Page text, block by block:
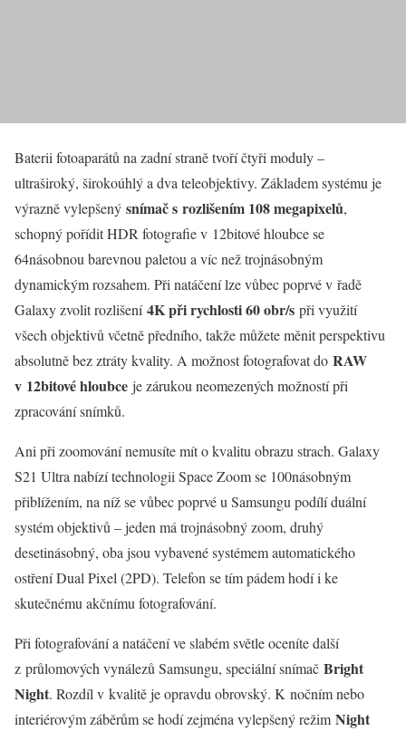
Baterii fotoaparátů na zadní straně tvoří čtyři moduly –
ultraširoký, širokoúhlý a dva teleobjektivy. Základem systému je
výrazně vylepšený snímač s rozlišením 108 megapixelů,
schopný pořídit HDR fotografie v 12bitové hloubce se
64násobnou barevnou paletou a víc než trojnásobným
dynamickým rozsahem. Při natáčení lze vůbec poprvé v řadě
Galaxy zvolit rozlišení4K při rychlosti 60 obr/s při využití
všech objektivů včetně předního, takže můžete měnit perspektivu
absolutně bez ztráty kvality. A možnost fotografovat do RAW
v 12bitové hloubce je zárukou neomezených možností při
zpracování snímků.
Ani při zoomování nemusíte mít o kvalitu obrazu strach. Galaxy
S21 Ultra nabízí technologii Space Zoom se 100násobným
přiblížením, na níž se vůbec poprvé u Samsungu podílí duální
systém objektivů – jeden má trojnásobný zoom, druhý
desetinásobný, oba jsou vybavené systémem automatického
ostření Dual Pixel (2PD). Telefon se tím pádem hodí i ke
skutečnému akčnímu fotografování.
Při fotografování a natáčení ve slabém světle oceníte další
z průlomových vynálezů Samsungu, speciální snímač Bright
Night. Rozdíl v kvalitě je opravdu obrovský. K nočním nebo
interiérovým záběrům se hodí zejména vylepšený režim Night